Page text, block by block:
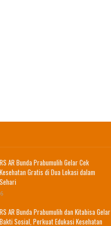
RS AR Bunda Prabumulih Gelar Cek
Kesehatan Gratis di Dua Lokasi dalam
Sehari
RS AR Bunda Prabumulih dan Kitabisa Gelar
Bakti Sosial, Perkuat Edukasi Kesehatan